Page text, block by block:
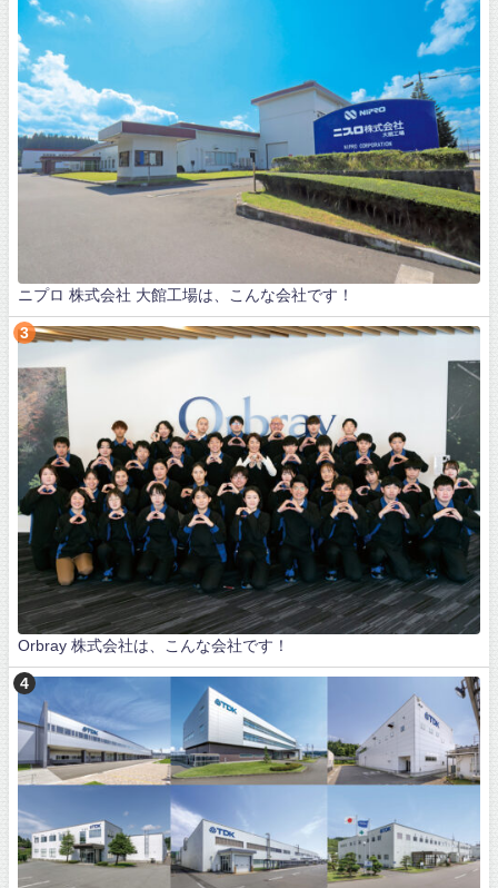
ニプロ 株式会社 大館工場は、こんな会社です！
Orbray 株式会社は、こんな会社です！